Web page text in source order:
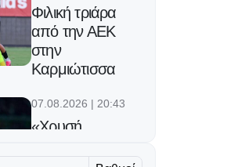
Φιλική τριάρα
από την ΑΕΚ
στην
Καρμιώτισσα
07.08.2026 | 20:43
«Χρυσή